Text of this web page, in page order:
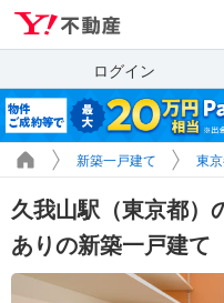
ログイン
新築一戸建て 東
久我山駅（東京都）
ありの新築一戸建て